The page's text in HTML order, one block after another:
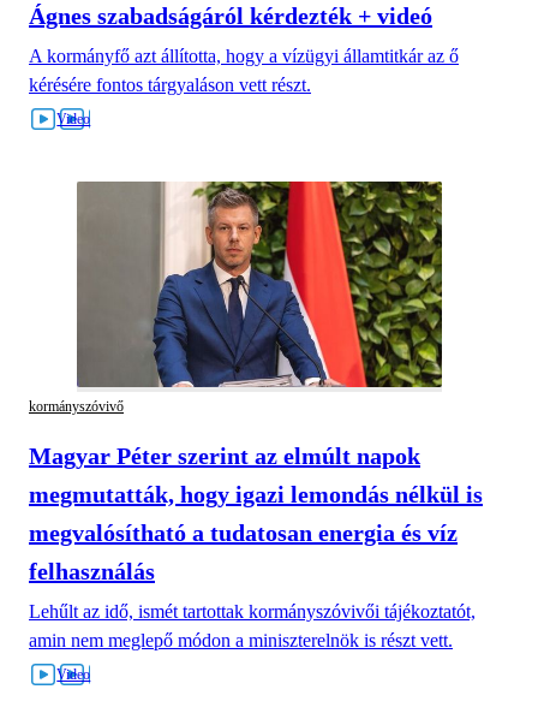
Ágnes szabadságáról kérdezték + videó
A kormányfő azt állította, hogy a vízügyi államtitkár az ő
kérésére fontos tárgyaláson vett részt.
kormányszóvivő
Magyar Péter szerint az elmúlt napok
megmutatták, hogy igazi lemondás nélkül is
megvalósítható a tudatosan energia és víz
felhasználás
Lehűlt az idő, ismét tartottak kormányszóvivői tájékoztatót,
amin nem meglepő módon a miniszterelnök is részt vett.